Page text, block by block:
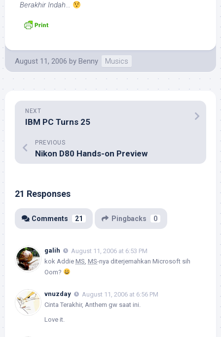
Berakhir Indah…
August 11, 2006 by Benny Musics
NEXT
IBM PC Turns 25
PREVIOUS
Nikon D80 Hands-on Preview
21 Responses
Comments 21 Pingbacks 0
galih
August 11, 2006 at 6:53 PM
kok Addie MS, MS-nya diterjemahkan Microsoft sih
Oom?
vnuzday
August 11, 2006 at 6:56 PM
Cinta Terakhir, Anthem gw saat ini.
Love it.